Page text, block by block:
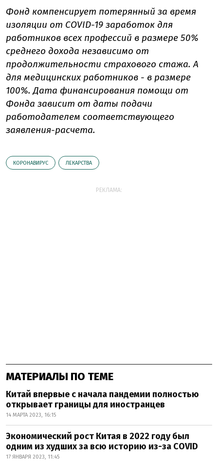
Фонд компенсирует потерянный за время
изоляции от COVID-19 заработок для
работников всех профессий в размере 50%
среднего дохода независимо от
продолжительности страхового стажа. А
для медицинских работников - в размере
100%. Дата финансирования помощи от
Фонда зависит от даты подачи
работодателем соответствующего
заявления-расчета.
КОРОНАВИРУС ЛЕКАРСТВА
РЕКЛАМА:
МАТЕРИАЛЫ ПО ТЕМЕ
Китай впервые с начала пандемии полностью
открывает границы для иностранцев
14 МАРТА 2023, 16:15
Экономический рост Китая в 2022 году был
одним из худших за всю историю из-за COVID
17 ЯНВАРЯ 2023, 11:45